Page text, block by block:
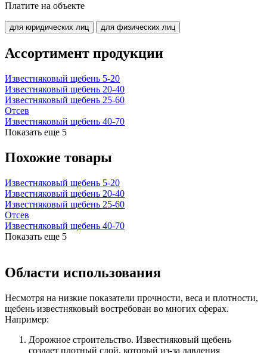
Платите на объекте
для юридических лиц для физических лиц
Ассортимент продукции
Известняковый щебень 5-20
Известняковый щебень 20-40
Известняковый щебень 25-60
Отсев
Известняковый щебень 40-70
Показать еще 5
Похожие товары
Известняковый щебень 5-20
Известняковый щебень 20-40
Известняковый щебень 25-60
Отсев
Известняковый щебень 40-70
Показать еще 5
Области использования
Несмотря на низкие показатели прочности, веса и плотности,
щебень известняковый востребован во многих сферах.
Например:
Дорожное строительство. Известняковый щебень
создает плотный слой, который из-за давления